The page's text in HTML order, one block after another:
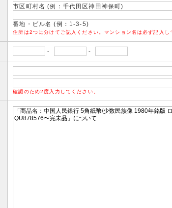
市区町村名 (例：千代田区神田神保町)
番地・ビル名 (例：1-3-5)
住所は2つに分けてご記入ください。マンション名は必ず記入し
- -
確認のため2度入力してください。